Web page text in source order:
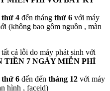
thứ 4 đến tháng thứ 6 với máy
(không bao gồm nguồn , màn
tất cả lỗi do máy phát sinh với
TIỀN 7 NGÀY MIỄN PHÍ
thứ 6 đến đến tháng 12 với máy
hình , faceid)